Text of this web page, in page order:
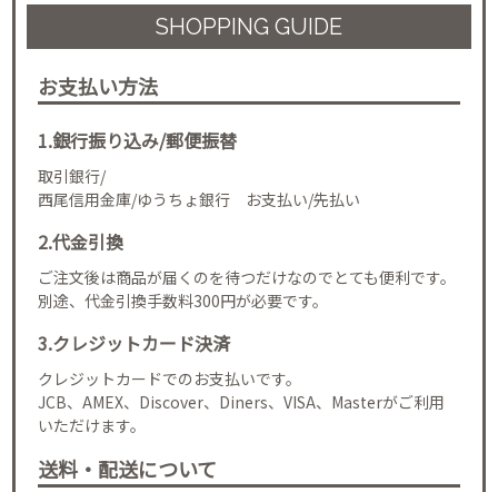
SHOPPING GUIDE
お支払い方法
1.銀行振り込み/郵便振替
取引銀行/
西尾信用金庫/ゆうちょ銀行 お支払い/先払い
2.代金引換
ご注文後は商品が届くのを待つだけなのでとても便利です。
別途、代金引換手数料300円が必要です。
3.クレジットカード決済
クレジットカードでのお支払いです。
JCB、AMEX、Discover、Diners、VISA、Masterがご利用
いただけます。
送料・配送について